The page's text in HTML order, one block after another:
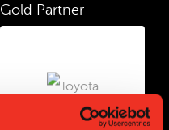
Gold Partner